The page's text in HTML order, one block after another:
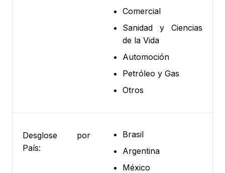
Comercial
Sanidad y Ciencias
de la Vida
Automoción
Petróleo y Gas
Otros
Desglose por
País:
Brasil
Argentina
México